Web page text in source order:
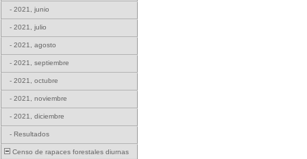
- 2021, junio
- 2021, julio
- 2021, agosto
- 2021, septiembre
- 2021, octubre
- 2021, noviembre
- 2021, diciembre
- Resultados
Censo de rapaces forestales diurnas